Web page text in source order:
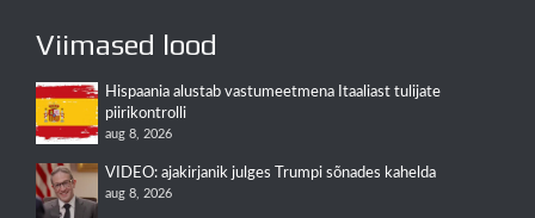
Viimased lood
Hispaania alustab vastumeetmena Itaaliast tulijate
piirikontrolli
aug 8, 2026
VIDEO: ajakirjanik julges Trumpi sõnades kahelda
aug 8, 2026